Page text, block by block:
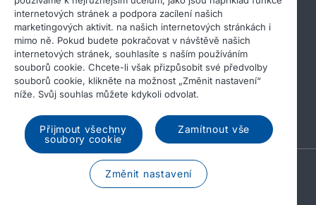
© 2026 DAF
Právní upozornění
Prohlášení o ochraně osobních údajů
Všeobecné obchodní podmínky
Income Tax Report
A PACCAR COMPANY
DRIVEN BY QUALITY
internetových stránek a podpora zacílení našich
marketingových aktivit. na našich internetových stránkách i
mimo ně. Pokud budete pokračovat v návštěvě našich
internetových stránek, souhlasíte s naším používáním
souborů cookie. Chcete-li však přizpůsobit své předvolby
souborů cookie, klikněte na možnost „Změnit nastavení“
níže. Svůj souhlas můžete kdykoli odvolat.
Přijmout všechny
soubory cookie
Zamítnout vše
Změnit nastavení